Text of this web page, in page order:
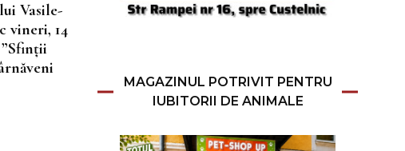
Vasile-
vineri, 14
MAGAZINUL POTRIVIT PENTRU
IUBITORII DE ANIMALE